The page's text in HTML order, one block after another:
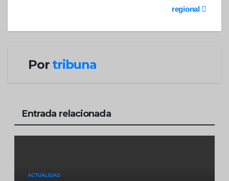
entradas
regional
Por tribuna
Entrada relacionada
ACTUALIDAD